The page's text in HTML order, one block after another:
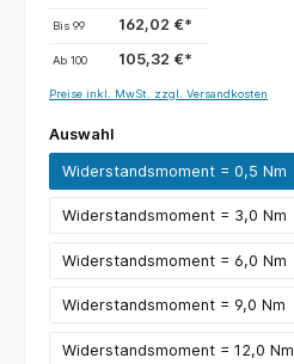
Bis99 162,02 €*
Ab100 105,32 €*
Preise inkl. MwSt. zzgl. Versandkosten
Auswahl
Widerstandsmoment = 0,5 Nm
Widerstandsmoment = 3,0 Nm
Widerstandsmoment = 6,0 Nm
Widerstandsmoment = 9,0 Nm
Widerstandsmoment = 12,0 Nm